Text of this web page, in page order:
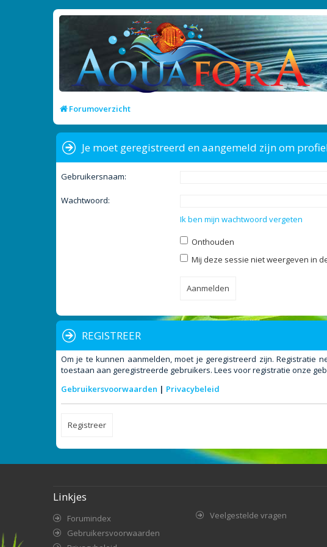
Forumoverzicht
Je moet geregistreerd en aangemeld zijn om
Gebruikersnaam:
Wachtwoord:
Ik ben mijn wachtwoord vergeten
Onthouden
Mij deze sessie niet weergeven in
REGISTREER
Om je te kunnen aanmelden, moet je geregistreerd zijn. Registratie
toestaan aan geregistreerde gebruikers. Lees voor registratie onze
Gebruikersvoorwaarden | Privacybeleid
Registreer
Linkjes
Forumindex
Gebruikersvoorwaarden
Veelgestelde vragen